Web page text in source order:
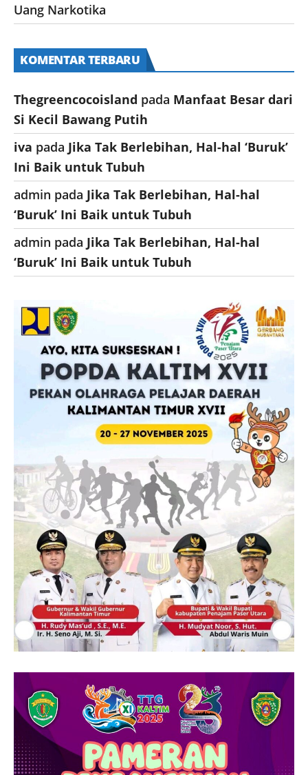
Uang Narkotika
KOMENTAR TERBARU
Thegreencocoisland pada Manfaat Besar dari
Si Kecil Bawang Putih
iva pada Jika Tak Berlebihan, Hal-hal ‘Buruk’
Ini Baik untuk Tubuh
admin pada Jika Tak Berlebihan, Hal-hal
‘Buruk’ Ini Baik untuk Tubuh
admin pada Jika Tak Berlebihan, Hal-hal
‘Buruk’ Ini Baik untuk Tubuh